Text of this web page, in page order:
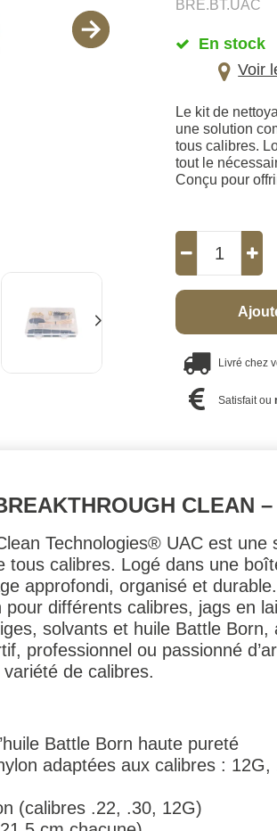
BRE.BT.UAC
En stock
Voir
Le kit de
une solution
tous calibres.
tout le
Conçu pour
Livré chez
Satisfait ou
CLEAN
Technologies® UAC est une
tous calibres. Logé dans une
approfondi, organisé et
différents calibres, jags en
solvants et huile Battle Born,
professionnel ou passionné
de calibres.
Battle Born haute pureté
adaptées aux calibres :
(calibres .22, .30, 12G)